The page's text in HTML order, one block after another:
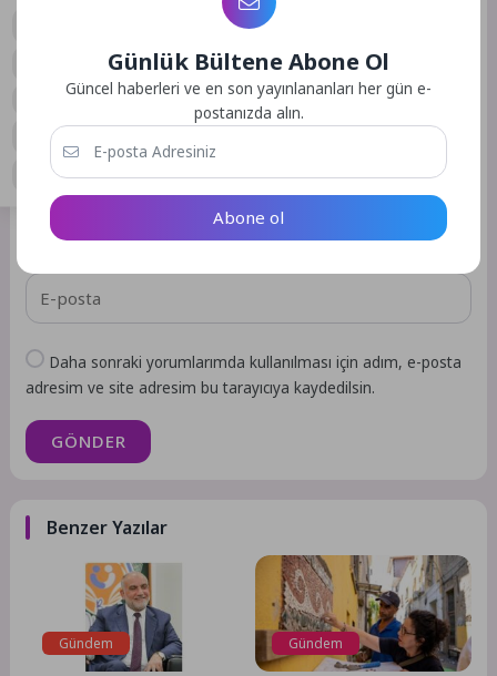
Daha sonraki yorumlarımda kullanılması için adım, e-posta
adresim ve site adresim bu tarayıcıya kaydedilsin.
GÖNDER
Benzer Yazılar
Gündem Gündem
Günlük Bültene Abone Ol
Güncel haberleri ve en son yayınlananları her gün e-
postanızda alın.
Abone ol